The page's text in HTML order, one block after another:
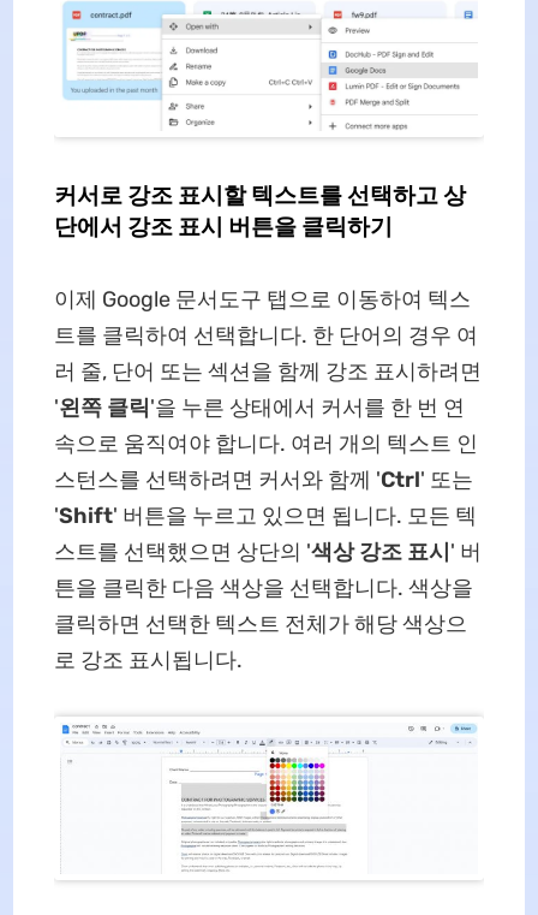
커서로 강조 표시할 텍스트를 선택하고 상
단에서 강조 표시 버튼을 클릭하기
이제 Google 문서도구 탭으로 이동하여 텍스
트를 클릭하여 선택합니다. 한 단어의 경우 여
러 줄, 단어 또는 섹션을 함께 강조 표시하려면
'왼쪽 클릭'을 누른 상태에서 커서를 한 번 연
속으로 움직여야 합니다. 여러 개의 텍스트 인
스턴스를 선택하려면 커서와 함께 'Ctrl' 또는
'Shift' 버튼을 누르고 있으면 됩니다. 모든 텍
스트를 선택했으면 상단의 '색상 강조 표시 ' 버
튼을 클릭한 다음 색상을 선택합니다. 색상을
클릭하면 선택한 텍스트 전체가 해당 색상으
로 강조 표시됩니다.